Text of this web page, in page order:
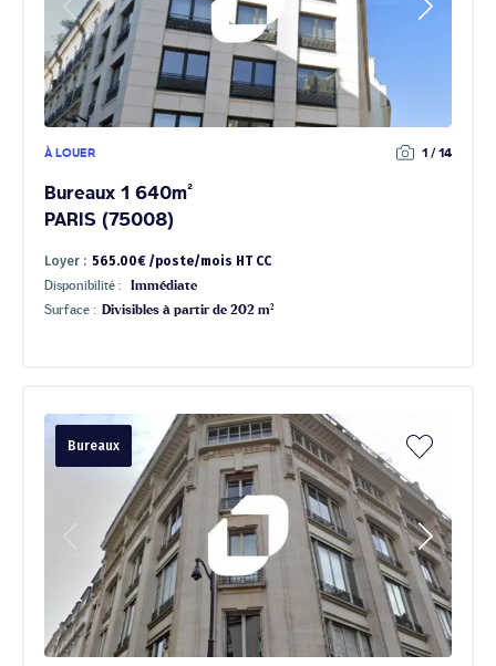
À LOUER 1 / 14
Bureaux 1 640m²
PARIS (75008)
Loyer : 565.00€ /poste/mois HT CC
Disponibilité :
Immédiate
Surface : Divisibles à partir de 202 m²
Bureaux